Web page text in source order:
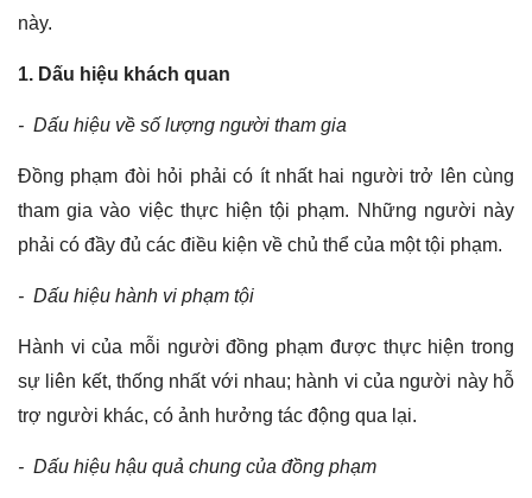
này.
1. Dấu hiệu khách quan
- Dấu hiệu về số lượng người tham gia
Đồng phạm đòi hỏi phải có ít nhất hai người trở lên cùng
tham gia vào việc thực hiện tội phạm. Những người này
phải có đầy đủ các điều kiện về chủ thể của một tội phạm.
- Dấu hiệu hành vi phạm tội
Hành vi của mỗi người đồng phạm được thực hiện trong
sự liên kết, thống nhất với nhau; hành vi của người này hỗ
trợ người khác, có ảnh hưởng tác động qua lại.
- Dấu hiệu hậu quả chung của đồng phạm